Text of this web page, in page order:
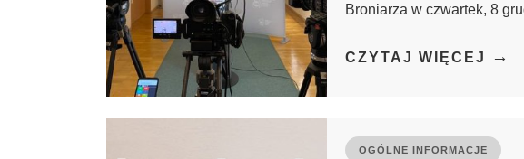
Broniarza w czwartek, 8
CZYTAJ WIĘCEJ →
OGÓLNE INFORMACJE